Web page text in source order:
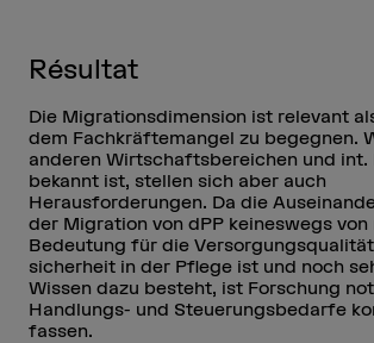
Résultat
Die Migrationsdimension ist relevant
dem Fachkräftemangel zu begegnen.
anderen Wirtschaftsbereichen und int.
bekannt ist, stellen sich aber auch
Herausforderungen. Da die
der Migration von dPP keineswegs
Bedeutung für die
sicherheit in der Pflege ist und noch
Wissen dazu besteht, ist Forschung
Handlungs- und Steuerungsbedarfe
fassen.